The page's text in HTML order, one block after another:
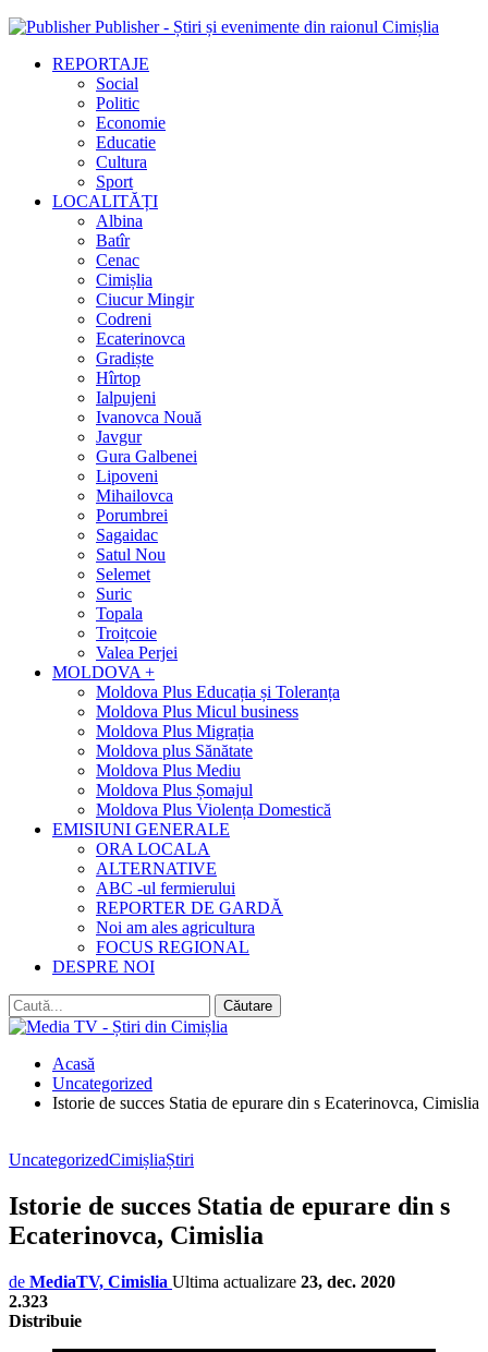
Publisher - Știri și evenimente din raionul Cimișlia
REPORTAJE
Social
Politic
Economie
Educatie
Cultura
Sport
LOCALITĂȚI
Albina
Batîr
Cenac
Cimișlia
Ciucur Mingir
Codreni
Ecaterinovca
Gradiște
Hîrtop
Ialpujeni
Ivanovca Nouă
Javgur
Gura Galbenei
Lipoveni
Mihailovca
Porumbrei
Sagaidac
Satul Nou
Selemet
Suric
Topala
Troițcoie
Valea Perjei
MOLDOVA +
Moldova Plus Educația și Toleranța
Moldova Plus Micul business
Moldova Plus Migrația
Moldova plus Sănătate
Moldova Plus Mediu
Moldova Plus Șomajul
Moldova Plus Violența Domestică
EMISIUNI GENERALE
ORA LOCALA
ALTERNATIVE
ABC -ul fermierului
REPORTER DE GARDĂ
Noi am ales agricultura
FOCUS REGIONAL
DESPRE NOI
Acasă
Uncategorized
Istorie de succes Statia de epurare din s Ecaterinovca, Cimislia
UncategorizedCimișliaȘtiri
Istorie de succes Statia de epurare din s
Ecaterinovca, Cimislia
de MediaTV, Cimislia Ultima actualizare 23, dec. 2020
2.323
Distribuie